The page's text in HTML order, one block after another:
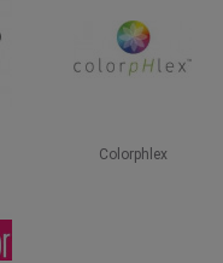
Colorphlex